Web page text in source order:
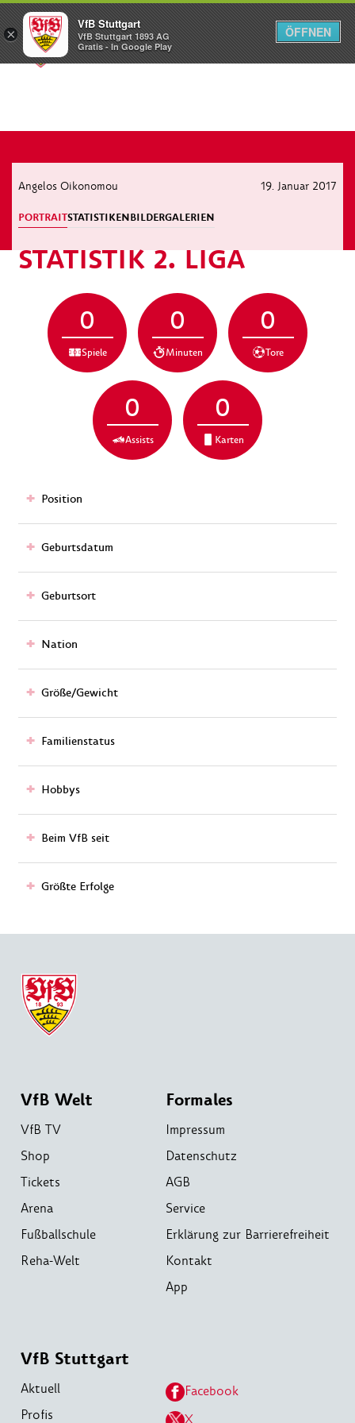
Menü
Angelos Oikonomou 19. Januar 2017
PORTRAITSTATISTIKENBILDERGALERIEN
STATISTIK 2. LIGA
0
Spiele
0
Minuten
0
Tore
0
Assists
0
Karten
Position
Geburtsdatum
Geburtsort
Nation
Größe/Gewicht
Familienstatus
Hobbys
Beim VfB seit
Größte Erfolge
VfB Welt
VfB TV
Shop
Tickets
Arena
Fußballschule
Reha-Welt
Formales
Impressum
Datenschutz
AGB
Service
Erklärung zur Barrierefreiheit
Kontakt
App
VfB Stuttgart
Aktuell
Profis
Facebook
X
×
VfB Stuttgart
VfB Stuttgart 1893 AG
Gratis - In Google Play
ÖFFNEN